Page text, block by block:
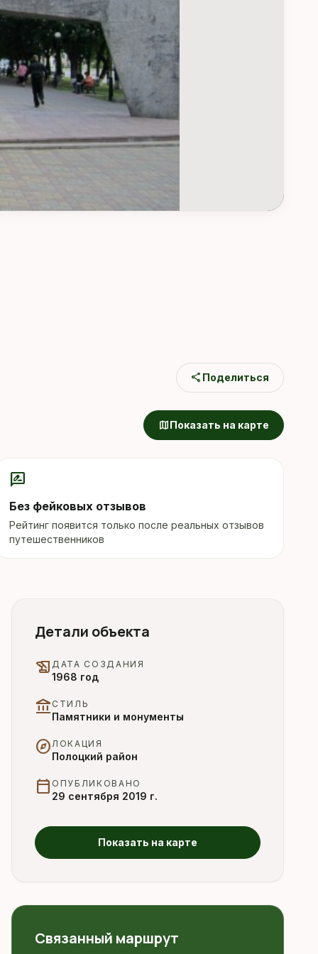
share Поделиться
mapПоказать на карте
rate_review
Без фейковых отзывов
Рейтинг появится только после реальных отзывов
путешественников
Детали объекта
history_edu ДАТА СОЗДАНИЯ
1968 год
account_balance СТИЛЬ
Памятники и монументы
explore ЛОКАЦИЯ
Полоцкий район
calendar_today ОПУБЛИКОВАНО
29 сентября 2019 г.
Показать на карте
Связанный маршрут